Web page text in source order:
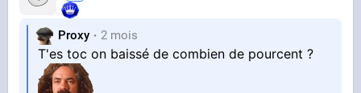
Proxy 2 mois
T'es toc on baissé de combien de pourcent ?